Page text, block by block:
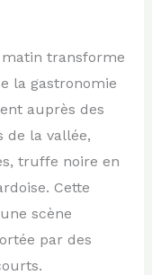
transforme
la gastronomie
auprès des
de la vallée,
truffe noire en
Cette
scène
par des